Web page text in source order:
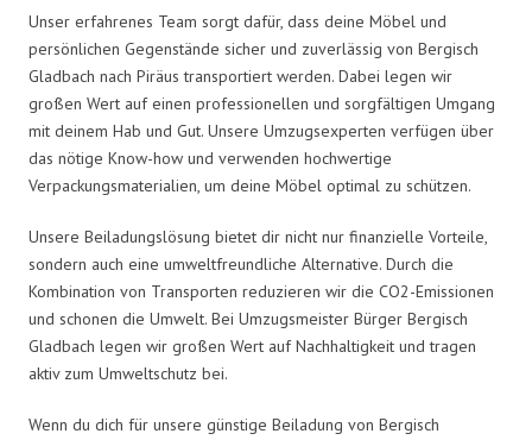
Unser erfahrenes Team sorgt dafür, dass deine Möbel und
persönlichen Gegenstände sicher und zuverlässig von Bergisch
Gladbach nach Piräus transportiert werden. Dabei legen wir
großen Wert auf einen professionellen und sorgfältigen Umgang
mit deinem Hab und Gut. Unsere Umzugsexperten verfügen über
das nötige Know-how und verwenden hochwertige
Verpackungsmaterialien, um deine Möbel optimal zu schützen.
Unsere Beiladungslösung bietet dir nicht nur finanzielle Vorteile,
sondern auch eine umweltfreundliche Alternative. Durch die
Kombination von Transporten reduzieren wir die CO2-Emissionen
und schonen die Umwelt. Bei Umzugsmeister Bürger Bergisch
Gladbach legen wir großen Wert auf Nachhaltigkeit und tragen
aktiv zum Umweltschutz bei.
Wenn du dich für unsere günstige Beiladung von Bergisch